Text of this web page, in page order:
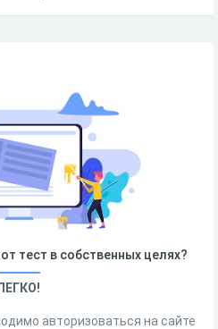
тест в собственных целях?
авторизоваться на сайте